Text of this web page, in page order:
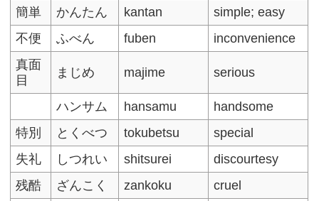
簡単
かんたん kantan
simple; easy
不便
ふべん fuben
inconvenience
真面
目
まじめ majime serious
ハンサム hansamu
handsome
特別
とくべつ tokubetsu
special
失礼
しつれい shitsurei
discourtesy
残酷
ざんこく zankoku cruel